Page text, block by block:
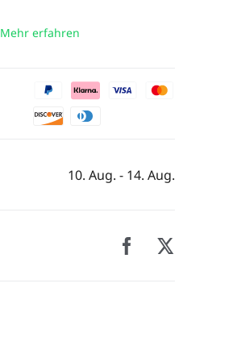
Mehr erfahren
10. Aug. - 14. Aug.